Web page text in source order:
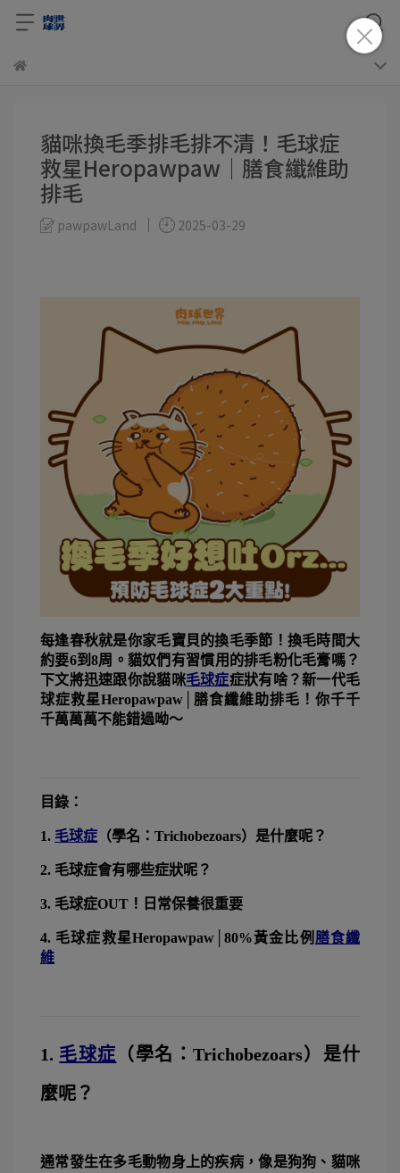
貓咪換毛季排毛排不清！毛球症
救星Heropawpaw│膳食纖維助
排毛
pawpawLand 2025-03-29
每逢春秋就是你家毛寶貝的換毛季節！換毛時間大
約要6到8周。貓奴們有習慣用的排毛粉化毛膏嗎？
下文將迅速跟你說貓咪毛球症症狀有啥？新一代毛
球症救星Heropawpaw│膳食纖維助排毛！你千千
千萬萬萬不能錯過呦～
目錄：
1. 毛球症 （學名：Trichobezoars）是什麼呢？
2. 毛球症會有哪些症狀呢？
3. 毛球症OUT！日常保養很重要
4. 毛球症救星Heropawpaw│80%黃金比例 膳食纖
維
1. 毛球症 （學名：Trichobezoars）是什
麼呢？
通常發生在多毛動物身上的疾病，像是狗狗、貓咪